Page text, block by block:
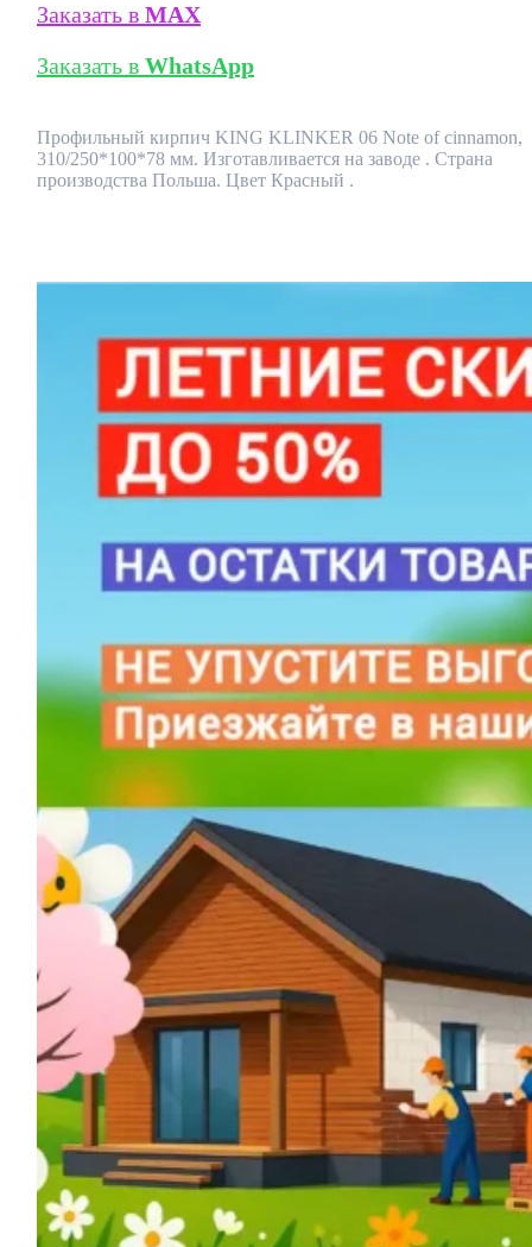
Заказать в MAX
Заказать в WhatsApp
Профильный кирпич KING KLINKER 06 Note of cinnamon,
310/250*100*78 мм. Изготавливается на заводе . Страна
производства Польша. Цвет Красный .